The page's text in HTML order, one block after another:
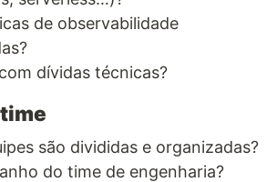
de observabilidade
dívidas técnicas?
são divididas e organizadas?
do time de engenharia?